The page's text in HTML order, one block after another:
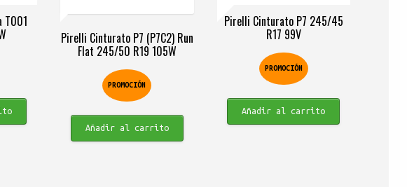
T001
actual
Pirelli Cinturato P7 (P7C2) Run
Flat 245/50 R19 105W
PROMOCIÓN
era:
$2.367.900.
es:
$2.002.900.
Añadir al carrito
Pirelli Cinturato P7 245/45
R17 99V
PROMOCIÓN
original
era:
$1.138.900.
actual
Añadir al carrito